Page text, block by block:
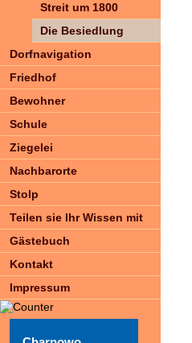
Streit um 1800
Die Besiedlung
Dorfnavigation
Friedhof
Bewohner
Schule
Ziegelei
Nachbarorte
Stolp
Teilen sie Ihr Wissen mit
Gästebuch
Kontakt
Impressum